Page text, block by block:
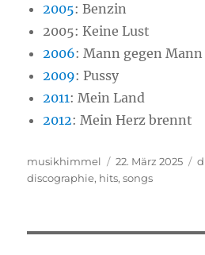
2005: Benzin
2005: Keine Lust
2006: Mann gegen Mann
2009:Pussy
2011: Mein Land
2012: Mein Herz brennt
Autor
musikhimmel
Veröffentlicht
am
22. März 2025
discographie, hits,songs